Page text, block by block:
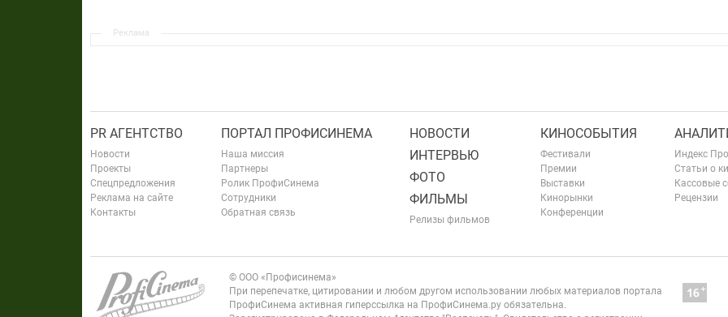
Реклама
PR АГЕНТСТВО
Новости
Проекты
Спецпредложения
Реклама на сайте
Контакты
ПОРТАЛ ПРОФИСИНЕМА
Наша миссия
Партнеры
Ролик ПрофиСинема
Сотрудники
Обратная связь
НОВОСТИ
ИНТЕРВЬЮ
ФОТО
ФИЛЬМЫ
Релизы фильмов
КИНОСОБЫТИЯ
Фестивали
Премии
Выставки
Кинорынки
Конференции
Индекс
Статьи о
Кассовые
Рецензии
© ООО «Профисинема»
При перепечатке, цитировании и любом другом использовании любых материалов портала
ПрофиСинема активная гиперссылка на ПрофиСинема.ру обязательна.